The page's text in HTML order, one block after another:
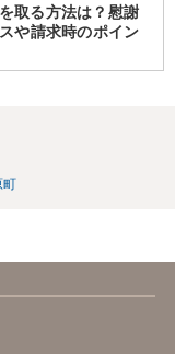
取る方法は？慰謝
や請求時のポイン
町